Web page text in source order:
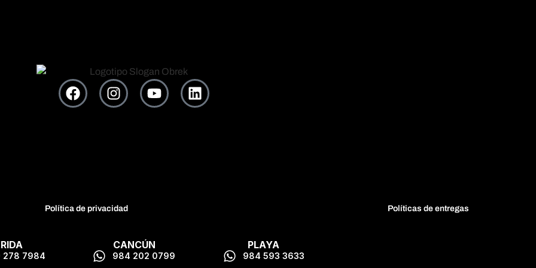
Política de privacidad Políticas de entregas
278 7984
CANCÚN
984 202 0799
PLAYA
984 593 3633